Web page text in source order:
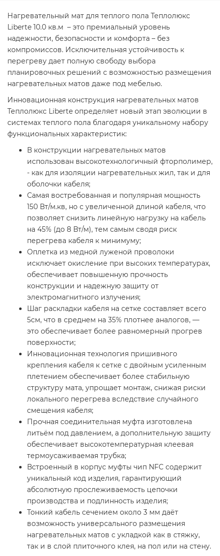
Нагревательный мат для теплого пола Теплолюкс
Liberte 10.0 кв.м – это премиальный уровень
надежности, безопасности и комфорта – без
компромиссов. Исключительная устойчивость к
перегреву дает полную свободу выбора
планировочных решений с возможностью размещения
нагревательных матов даже под мебелью.
Инновационная конструкция нагревательных матов
Теплолюкс Liberte определяет новый этап эволюции в
системах теплого пола благодаря уникальному набору
функциональных характеристик:
В конструкции нагревательных матов
использован высокотехнологичный фторполимер,
- как для изоляции нагревательных жил, так и для
оболочки кабеля;
Самая востребованная и популярная мощность
150 Вт/м.кв, но с увеличенной длиной кабеля, что
позволяет снизить линейную нагрузку на кабель
на 45% (до 8 Вт/м), тем самым сводя риск
перегрева кабеля к минимуму;
Оплетка из медной луженой проволоки
исключает окисление при высоких температурах,
обеспечивает повышенную прочность
конструкции и надежную защиту от
электромагнитного излучения;
Шаг раскладки кабеля на сетке составляет всего
5см, что в среднем на 35% плотнее аналогов, —
это обеспечивает более равномерный прогрев
поверхности;
Инновационная технология пришивного
крепления кабеля к сетке с двойным усиленным
плетением обеспечивает более стабильную
структуру мата, упрощает монтаж, снижая риски
локального перегрева вследствие случайного
смещения кабеля;
Прочная соединительная муфта изготовлена
литьём под давлением, а дополнительную защиту
обеспечивает высокотемпературная клеевая
термоусаживаемая трубка;
Встроенный в корпус муфты чип NFC содержит
уникальный код изделия, гарантирующий
абсолютную прослеживаемость цепочки
производства и подлинность изделия;
Тонкий кабель сечением около 3 мм даёт
возможность универсального размещения
нагревательных матов с укладкой как в стяжку,
так и в слой плиточного клея, на пол или на стену.